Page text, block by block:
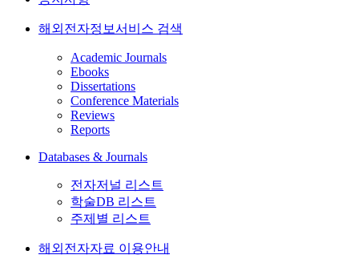
해외전자정보서비스 검색
Academic Journals
Ebooks
Dissertations
Conference Materials
Reviews
Reports
Databases & Journals
전자저널 리스트
학술DB 리스트
주제별 리스트
해외전자자료 이용안내